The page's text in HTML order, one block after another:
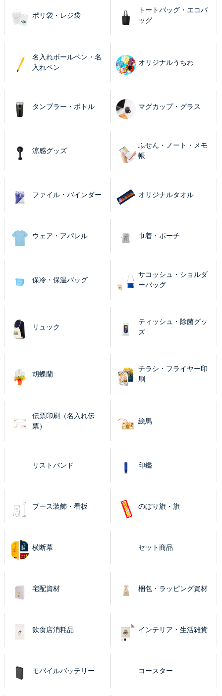
ポリ袋・レジ袋
トートバッグ・エコバ
ッグ
名入れボールペン・名
入れペン
オリジナルうちわ
タンブラー・ボトル マグカップ・グラス
涼感グッズ
ふせん・ノート・メモ
帳
ファイル・バインダー オリジナルタオル
ウェア・アパレル 巾着・ポーチ
保冷・保温バッグ
サコッシュ・ショルダ
ーバッグ
リュック
ティッシュ・除菌グッ
ズ
胡蝶蘭
チラシ・フライヤー印
刷
伝票印刷（名入れ伝
票）
絵馬
リストバンド 印鑑
ブース装飾・看板 のぼり旗・旗
横断幕 セット商品
宅配資材 梱包・ラッピング資材
飲食店消耗品 インテリア・生活雑貨
モバイルバッテリー コースター